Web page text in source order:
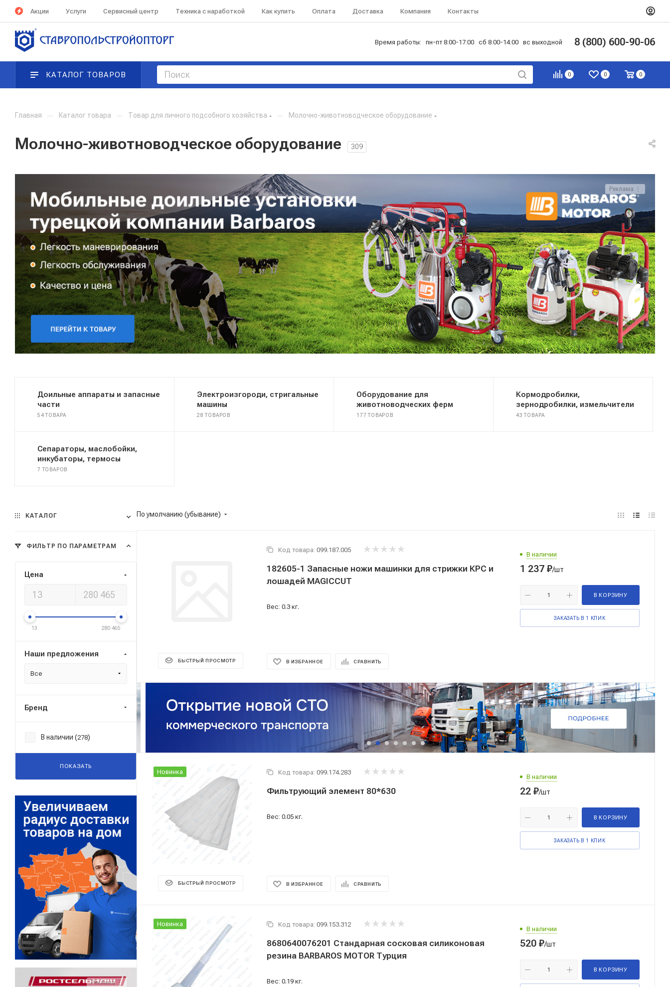
Акции Услуги Сервисный центр Техника с наработкой Как купить Оплата Доставка Компания Контакты
Время работы: пн-пт 8:00-17:00 сб 8:00-14:00 вс выходной 8 (800) 600-90-06
0 0 0
КАТАЛОГ ТОВАРОВ
Главная — Каталог товара — Товар для личного подсобного хозяйства — Молочно-животноводческое оборудование
Молочно-животноводческое оборудование 309
Реклама ⋮
Доильные аппараты и запасные
части
54 ТОВАРА
Электроизгороди, стригальные
машины
28 ТОВАРОВ
Оборудование для
животноводческих ферм
177 ТОВАРОВ
Кормодробилки,
зернодробилки, измельчители
43 ТОВАРА
Сепараторы, маслобойки,
инкубаторы, термосы
7 ТОВАРОВ
По умолчанию (убывание)
БЫСТРЫЙ ПРОСМОТР
Код товара: 099.187.005
182605-1 Запасные ножи машинки для стрижки КРС и
лошадей MAGICCUT
Вес: 0.3 кг.
В ИЗБРАННОЕ СРАВНИТЬ
В наличии
1 237 ₽/шт
В КОРЗИНУ
ЗАКАЗАТЬ В 1 КЛИК
Новинка
БЫСТРЫЙ ПРОСМОТР
Код товара: 099.174.283
Фильтрующий элемент 80*630
Вес: 0.05 кг.
В ИЗБРАННОЕ СРАВНИТЬ
В наличии
22 ₽/шт
В КОРЗИНУ
ЗАКАЗАТЬ В 1 КЛИК
Новинка Код товара: 099.153.312
8680640076201 Стандарная сосковая силиконовая
резина BARBAROS MOTOR Турция
Вес: 0.19 кг.
В наличии
520 ₽/шт
В КОРЗИНУ
КАТАЛОГ
ФИЛЬТР ПО ПАРАМЕТРАМ
Цена
13 280 465
Наши предложения
Все
Бренд
В наличии (278)
ПОКАЗАТЬ
Реклама ⋮